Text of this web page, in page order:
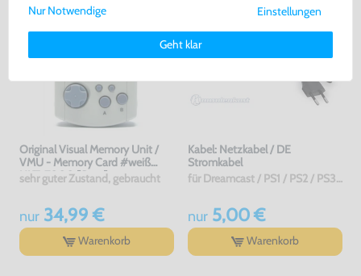
Original Visual Memory Unit /
VMU - Memory Card #weiß
HKT-7000 [Sega]
sehr guter Zustand, gebraucht
nur34,99 €
Warenkorb
Kabel: Netzkabel / DE
Stromkabel
für Dreamcast / PS1 / PS2 / PS3 / PS4 / Saturn / Xbox / 3DO, NEU & OVP
nur5,00 €
Warenkorb
Weitere Informationen zu den von uns verwendeten Cookies und
Deinen Rechten als Nutzer findest Du in unsererDaten­schutz­
Impressum.
Einstellungen
Geht klar
Nur Notwendige